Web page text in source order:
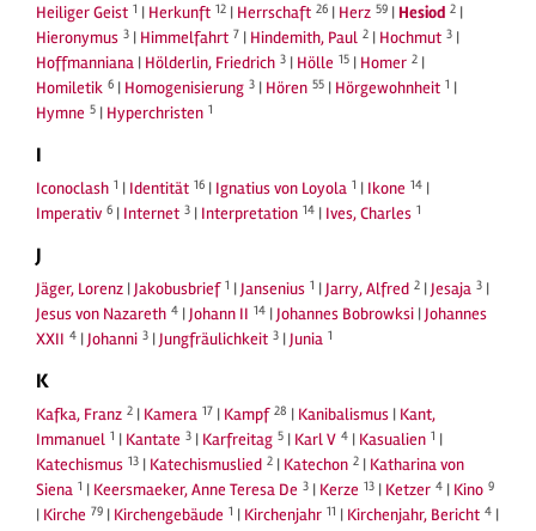
Heiliger Geist 1 | Herkunft 12 | Herrschaft 26 | Herz 59 |Hesiod 2 |
Hieronymus 3 | Himmelfahrt 7 | Hindemith, Paul 2 | Hochmut 3 |
Hoffmanniana | Hölderlin, Friedrich 3 | Hölle 15 | Homer 2 |
Homiletik 6 | Homogenisierung 3 | Hören 55 | Hörgewohnheit 1 |
Hymne 5 | Hyperchristen 1
I
Iconoclash 1 | Identität 16 | Ignatius von Loyola 1 | Ikone 14 |
Imperativ 6 | Internet 3 | Interpretation 14 | Ives, Charles 1
J
Jäger, Lorenz | Jakobusbrief 1 | Jansenius 1 | Jarry, Alfred 2 | Jesaja 3 |
Jesus von Nazareth 4 | Johann II 14 | Johannes Bobrowksi | Johannes
XXII 4 | Johanni 3 | Jungfräulichkeit 3 | Junia 1
K
Kafka, Franz 2 | Kamera 17 | Kampf 28 | Kanibalismus | Kant,
Immanuel 1 | Kantate 3 | Karfreitag 5 | Karl V 4 | Kasualien 1 |
Katechismus 13 | Katechismuslied 2 | Katechon 2 | Katharina von
Siena 1 | Keersmaeker, Anne Teresa De 3 | Kerze 13 | Ketzer 4 | Kino 9
| Kirche 79 | Kirchengebäude 1 | Kirchenjahr 11 | Kirchenjahr, Bericht 4 |